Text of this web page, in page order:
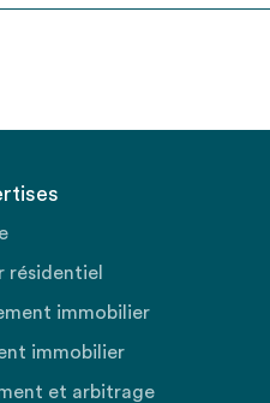
résidentiel
immobilier
immobilier
et arbitrage